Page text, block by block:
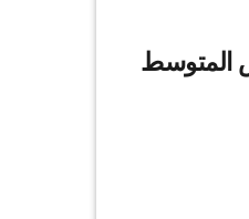
المتوسط